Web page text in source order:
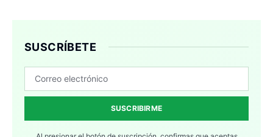
SUSCRÍBETE
SUSCRIBIRME